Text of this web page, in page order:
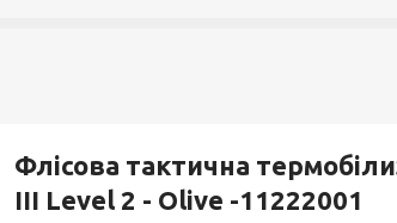
Флісова тактична
III Level 2 - Olive -11222001